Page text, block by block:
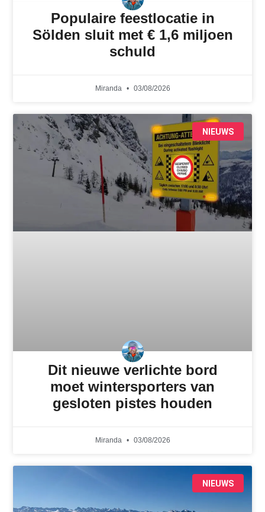
Populaire feestlocatie in
Sölden sluit met € 1,6 miljoen
schuld
Miranda 03/08/2026
NIEUWS
Dit nieuwe verlichte bord
moet wintersporters van
gesloten pistes houden
Miranda 03/08/2026
NIEUWS